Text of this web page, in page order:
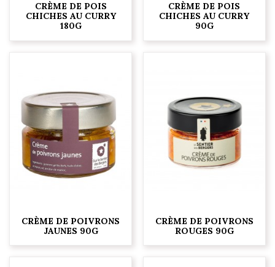
CRÈME DE POIS
CHICHES AU CURRY
180G
CRÈME DE POIS
CHICHES AU CURRY
90G
CRÈME DE POIVRONS
JAUNES 90G
CRÈME DE POIVRONS
ROUGES 90G